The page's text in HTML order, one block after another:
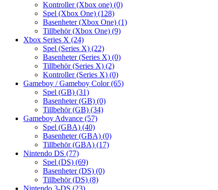
Kontroller (Xbox one) (0)
Spel (Xbox One) (128)
Basenheter (Xbox One) (1)
Tillbehör (Xbox One) (9)
Xbox Series X (24)
Spel (Series X) (22)
Basenheter (Series X) (0)
Tillbehör (Series X) (2)
Kontroller (Series X) (0)
Gameboy / Gameboy Color(65)
Spel (GB) (31)
Basenheter (GB) (0)
Tillbehör (GB) (34)
Gameboy Advance (57)
Spel (GBA) (40)
Basenheter (GBA) (0)
Tillbehör (GBA) (17)
Nintendo DS (77)
Spel (DS) (69)
Basenheter (DS) (0)
Tillbehör (DS) (8)